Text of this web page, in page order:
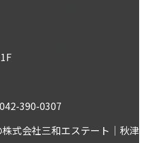
390-0307
式会社三和エステート｜秋